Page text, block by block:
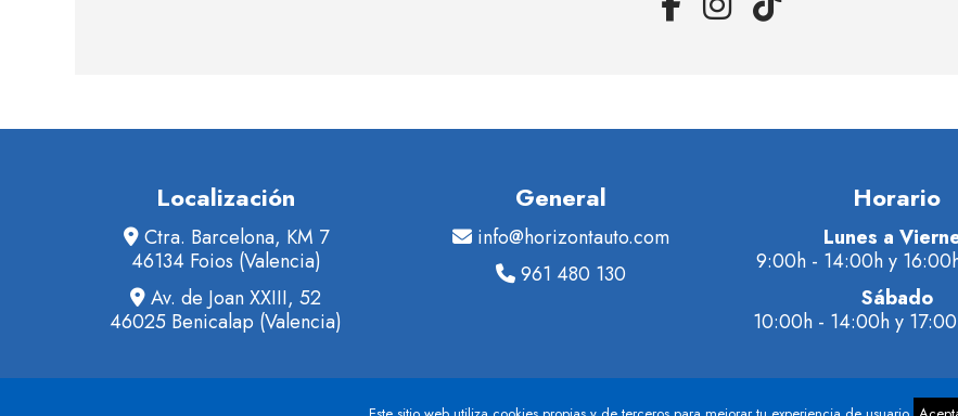
Localización
Ctra. Barcelona, KM 7
46134 Foios (Valencia)
Av. de Joan XXIII, 52
46025 Benicalap (Valencia)
General
info@horizontauto.com
961 480 130
Horario
Lunes a
9:00h - 14:00h y
Sábado
10:00h - 14:00h y